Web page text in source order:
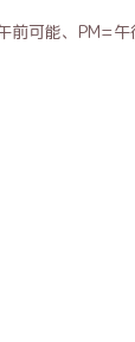
前可能、PM=午